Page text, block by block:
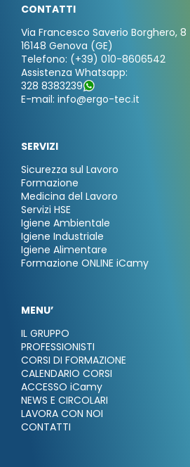
CONTATTI
Via Francesco Saverio Borghero, 8
16148 Genova (GE)
Telefono: (+39) 010-8606542
Assistenza Whatsapp:
328 8383239
E-mail: info@ergo-tec.it
SERVIZI
Sicurezza sul Lavoro
Formazione
Medicina del Lavoro
Servizi HSE
Igiene Ambientale
Igiene Industriale
Igiene Alimentare
Formazione ONLINE iCamy
MENU’
IL GRUPPO
PROFESSIONISTI
CORSI DI FORMAZIONE
CALENDARIO CORSI
ACCESSO iCamy
NEWS E CIRCOLARI
LAVORA CON NOI
CONTATTI